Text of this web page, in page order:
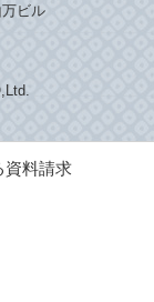
ビル
資料請求